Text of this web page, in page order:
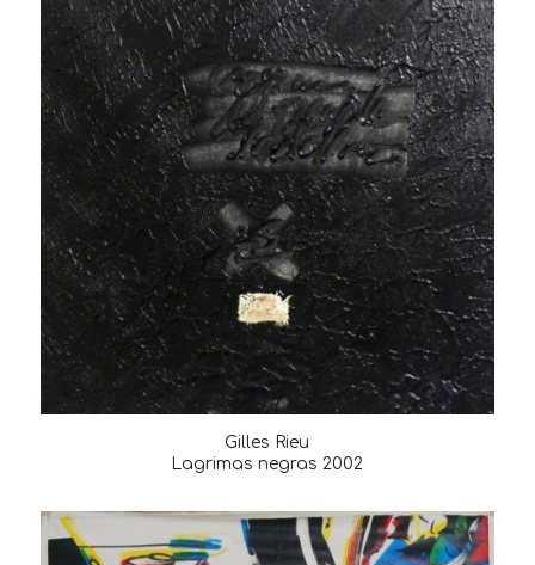
Gilles Rieu
Lagrimas negras 2002